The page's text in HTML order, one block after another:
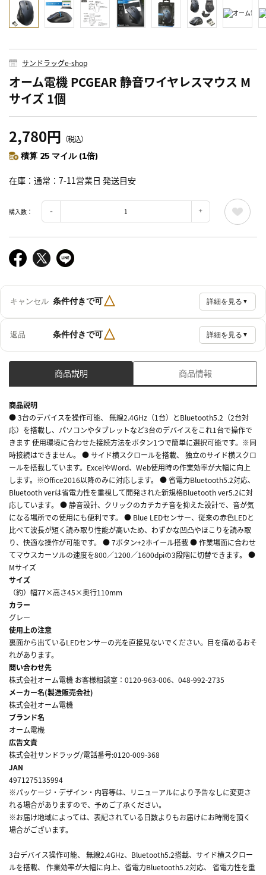
サンドラッグe-shop
オーム電機 PCGEAR 静音ワイヤレスマウス M
サイズ 1個
2,780円 （税込）
積算 25 マイル (1倍)
在庫 通常：7-11営業日 発送目安
購入数：
キャンセル 条件付きで可△ 詳細を見る ▼
返品 条件付きで可△ 詳細を見る ▼
商品説明 商品情報
商品説明
● 3台のデバイスを操作可能、 無線2.4GHz（1台）とBluetooth5.2（2台対
応）を搭載し、パソコンやタブレットなど3台のデバイスをこれ1台で操作で
きます 使用環境に合わせた接続方法をボタン1つで簡単に選択可能です。※同
時接続はできません。 ● サイド横スクロールを搭載、 独立のサイド横スクロ
ールを搭載しています。ExcelやWord、Web使用時の作業効率が大幅に向上
します。※Office2016以降のみに対応します。 ● 省電力Bluetooth5.2対応、
Bluetooth verは省電力性を重視して開発された新規格Bluetooth ver5.2に対
応しています。 ● 静音設計、クリックのカチカチ音を抑えた設計で、音が気
になる場所での使用にも便利です。 ● Blue LEDセンサー、従来の赤色LEDと
比べて波長が短く読み取り性能が高いため、わずかな凹凸やほこりを読み取
り、快適な操作が可能です。 ● 7ボタン+2ホイール搭載 ● 作業場面に合わせ
てマウスカーソルの速度を800／1200／1600dpiの3段階に切替できます。 ●
Mサイズ
サイズ
（約）幅77×高さ45×奥行110mm
カラー
グレー
使用上の注意
裏面から出ているLEDセンサーの光を直接見ないでください。目を痛めるおそ
れがあります。
問い合わせ先
株式会社オーム電機 お客様相談室：0120-963-006、048-992-2735
メーカー名(製造販売会社)
株式会社オーム電機
ブランド名
オーム電機
広告文責
株式会社サンドラッグ/電話番号:0120-009-368
JAN
4971275135994
※パッケージ・デザイン・内容等は、リニューアルにより予告なしに変更さ
れる場合がありますので、予めご了承ください。
※お届け地域によっては、表記されている日数よりもお届けにお時間を頂く
場合がございます。
3台デバイス操作可能、 無線2.4GHz、Bluetooth5.2搭載、サイド横スクロー
ルを搭載、 作業効率が大幅に向上、省電力Bluetooth5.2対応、 省電力性を重